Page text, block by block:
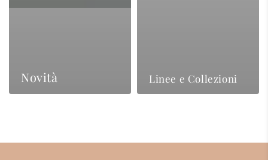
Novità Linee e Collezioni